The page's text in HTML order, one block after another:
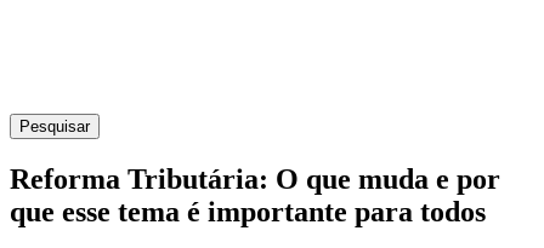
Pesquisar
Reforma Tributária: O que muda e por
que esse tema é importante para todos